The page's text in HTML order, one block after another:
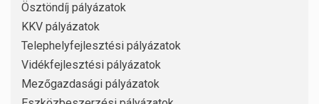
Ösztöndíj pályázatok
KKV pályázatok
Telephelyfejlesztési pályázatok
Vidékfejlesztési pályázatok
Mezőgazdasági pályázatok